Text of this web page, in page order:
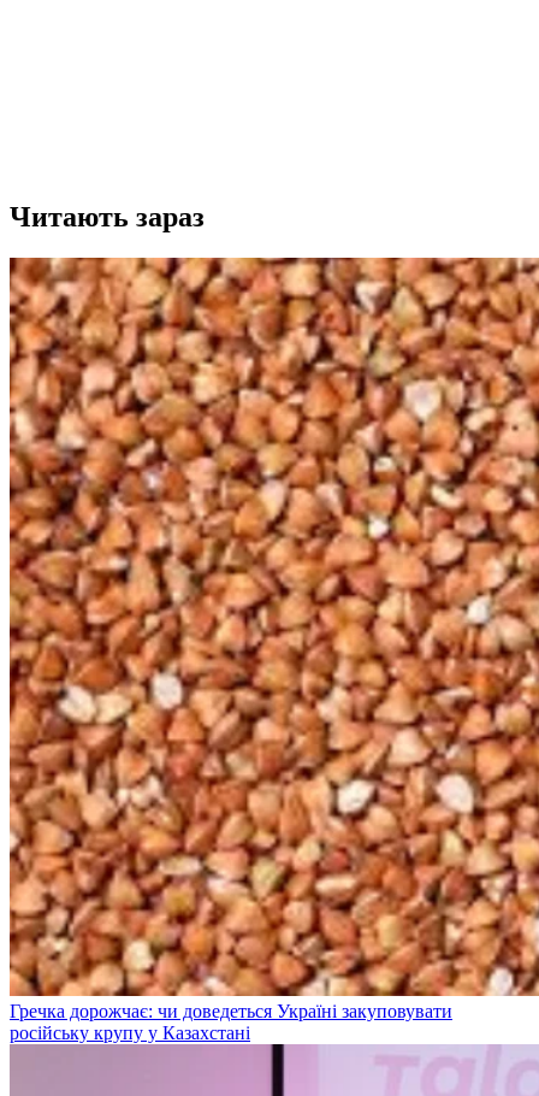
Читають зараз
Гречка дорожчає: чи доведеться Україні закуповувати
російську крупу у Казахстані